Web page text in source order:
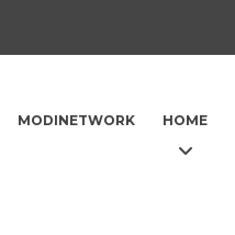
MODINETWORK HOME